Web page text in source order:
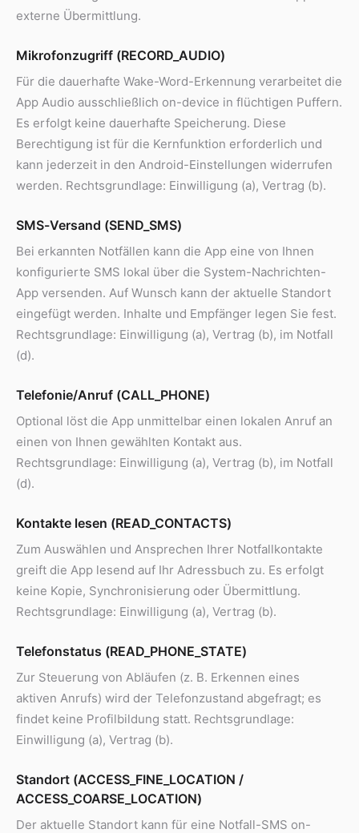
externe Übermittlung.
Mikrofonzugriff (RECORD_AUDIO)
Für die dauerhafte Wake-Word-Erkennung verarbeitet die
App Audio ausschließlich on-device in flüchtigen Puffern.
Es erfolgt keine dauerhafte Speicherung. Diese
Berechtigung ist für die Kernfunktion erforderlich und
kann jederzeit in den Android-Einstellungen widerrufen
werden. Rechtsgrundlage: Einwilligung (a), Vertrag (b).
SMS-Versand (SEND_SMS)
Bei erkannten Notfällen kann die App eine von Ihnen
konfigurierte SMS lokal über die System-Nachrichten-
App versenden. Auf Wunsch kann der aktuelle Standort
eingefügt werden. Inhalte und Empfänger legen Sie fest.
Rechtsgrundlage: Einwilligung (a), Vertrag (b), im Notfall
(d).
Telefonie/Anruf (CALL_PHONE)
Optional löst die App unmittelbar einen lokalen Anruf an
einen von Ihnen gewählten Kontakt aus.
Rechtsgrundlage: Einwilligung (a), Vertrag (b), im Notfall
(d).
Kontakte lesen (READ_CONTACTS)
Zum Auswählen und Ansprechen Ihrer Notfallkontakte
greift die App lesend auf Ihr Adressbuch zu. Es erfolgt
keine Kopie, Synchronisierung oder Übermittlung.
Rechtsgrundlage: Einwilligung (a), Vertrag (b).
Telefonstatus (READ_PHONE_STATE)
Zur Steuerung von Abläufen (z. B. Erkennen eines
aktiven Anrufs) wird der Telefonzustand abgefragt; es
findet keine Profilbildung statt. Rechtsgrundlage:
Einwilligung (a), Vertrag (b).
Standort (ACCESS_FINE_LOCATION /
ACCESS_COARSE_LOCATION)
Der aktuelle Standort kann für eine Notfall-SMS on-